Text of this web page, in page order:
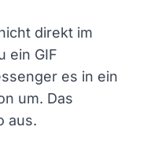
direkt im
ein GIF
es in ein
um. Das
aus.